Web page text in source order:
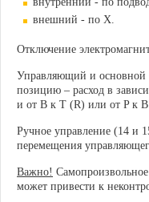
внешний - по Х.
Отключение
Управляющий и основной
позицию – расход в
и от B к T (R) или от P к
Ручное управление (14 и
перемещения
Важно!
может привести к